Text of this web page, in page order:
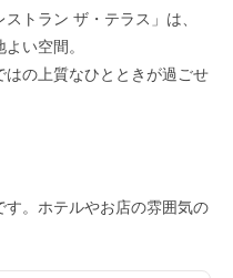
トラン ザ・テラス」は、
い空間。
の上質なひとときが過ごせ
。ホテルやお店の雰囲気の